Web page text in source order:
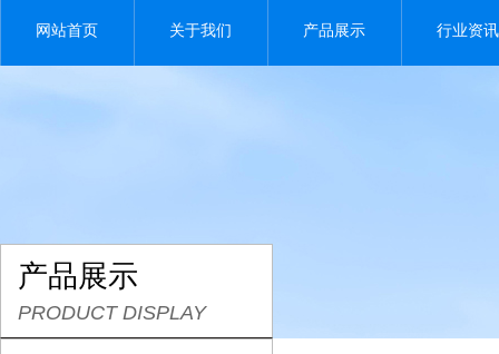
网站首页 关于我们 产品展示 行业资讯
产品展示
PRODUCT DISPLAY